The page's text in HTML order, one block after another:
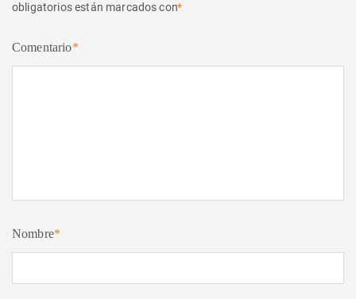
obligatorios están marcados con*
Comentario*
Nombre*